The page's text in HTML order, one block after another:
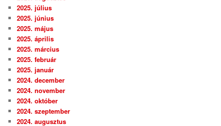
2025. július
2025. június
2025. május
2025. április
2025. március
2025. február
2025. január
2024. december
2024. november
2024. október
2024. szeptember
2024. augusztus